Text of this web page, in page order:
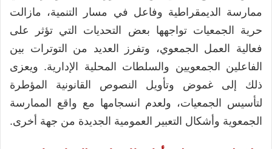
ممارسة الديمقراطية وفاعل في مسار التنمية، مازالت
حرية الجمعيات تواجهها بعض التحديات التي تؤثر على
فعالية العمل الجمعوي، وتفرز العديد من التوترات بين
الفاعلين الجمعويين والسلطات المحلية الإدارية. ويعزى
ذلك إلى غموض وتأويل النصوص القانونية المؤطرة
لتأسيس الجمعيات، ولعدم انسجامها مع واقع الممارسة
الجمعوية وأشكال التعبير العمومية الجديدة من جهة أخرى.